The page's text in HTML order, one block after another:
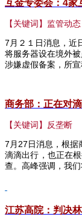
互金专委会：4家
【关键词】监管动态
7 月２１日消息，近
将服务器设在境外
涉嫌虚假备案，所
商务部：正在对
【关键词】反垄断
7 月 27日消息，根
滴滴出行，也正在
查。高峰强调，我
江苏高院：判决